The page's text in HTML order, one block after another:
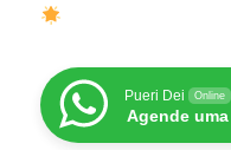
Pueri Dei Online
Agende